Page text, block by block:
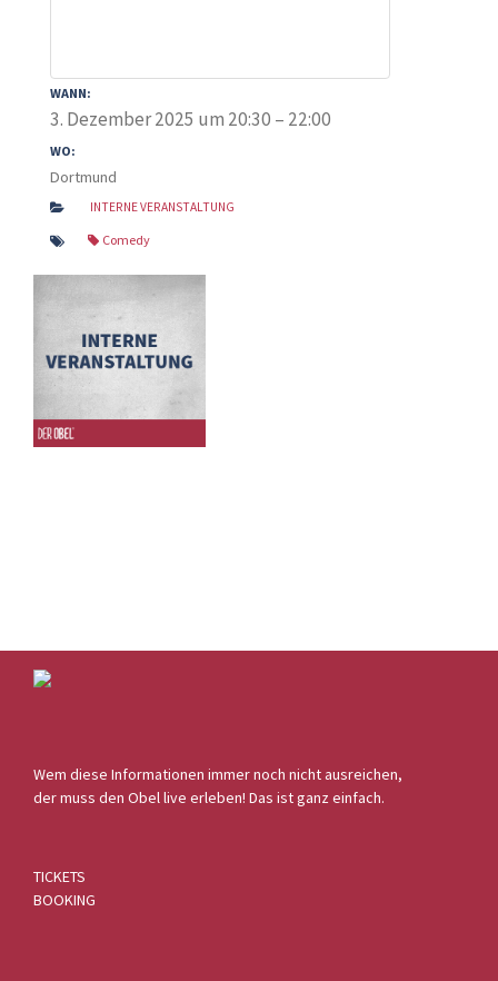
WANN:
3. Dezember 2025 um 20:30 – 22:00
WO:
Dortmund
INTERNE VERANSTALTUNG
Comedy
Wem diese Informationen immer noch nicht ausreichen,
der muss den Obel live erleben! Das ist ganz einfach.
TICKETS
BOOKING